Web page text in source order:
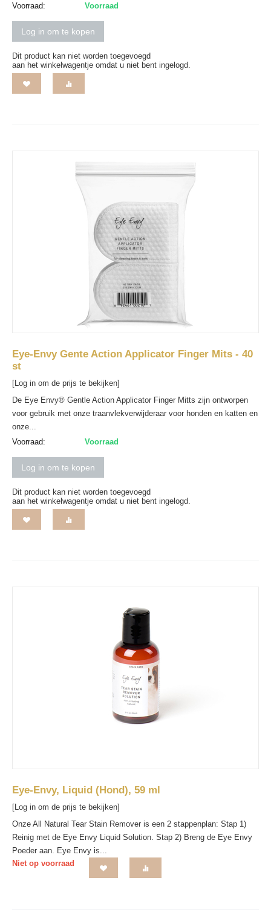
Voorraad:
Voorraad
Log in om te kopen
Dit product kan niet worden toegevoegd
aan het winkelwagentje omdat u niet bent ingelogd.
Eye-Envy Gente Action Applicator Finger Mits - 40
st
[Log in om de prijs te bekijken]
De Eye Envy® Gentle Action Applicator Finger Mitts zijn ontworpen
voor gebruik met onze traanvlekverwijderaar voor honden en katten en
onze...
Voorraad:
Voorraad
Log in om te kopen
Dit product kan niet worden toegevoegd
aan het winkelwagentje omdat u niet bent ingelogd.
Eye-Envy, Liquid (Hond), 59 ml
[Log in om de prijs te bekijken]
Onze All Natural Tear Stain Remover is een 2 stappenplan: Stap 1)
Reinig met de Eye Envy Liquid Solution. Stap 2) Breng de Eye Envy
Poeder aan. Eye Envy is...
Niet op voorraad